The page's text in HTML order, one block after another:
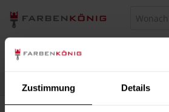
Zustimmung Details
Persönliche Beratung unter
Menü
Volvox by Ecotec (B-Ware)